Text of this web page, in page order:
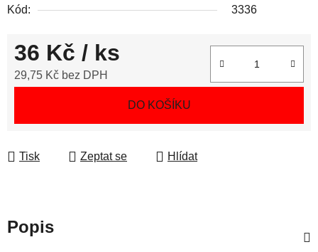
Kód:
3336
36 Kč / ks
29,75 Kč bez DPH
DO KOŠÍKU
Tisk Zeptat se Hlídat
Popis